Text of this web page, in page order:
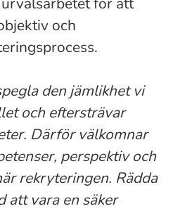
och
den jämlikhet vi
och eftersträvar
Därför välkomnar
perspektiv och
rekryteringen. Rädda
att vara en säker